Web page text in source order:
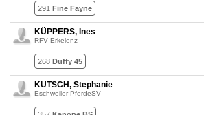
291 Fine Fayne
KÜPPERS, Ines
RFV Erkelenz
268 Duffy 45
KUTSCH, Stephanie
Eschweiler PferdeSV